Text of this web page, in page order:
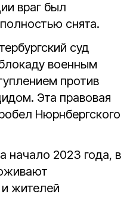
враг был
полностью снята.
суд
военным
против
. Эта правовая
Нюрнбергского
начало 2023 года, в
жителей